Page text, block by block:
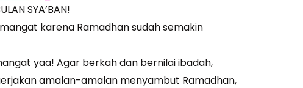
SYA’BAN!
karena Ramadhan sudah semakin
yaa! Agar berkah dan bernilai ibadah,
amalan-amalan menyambut Ramadhan,